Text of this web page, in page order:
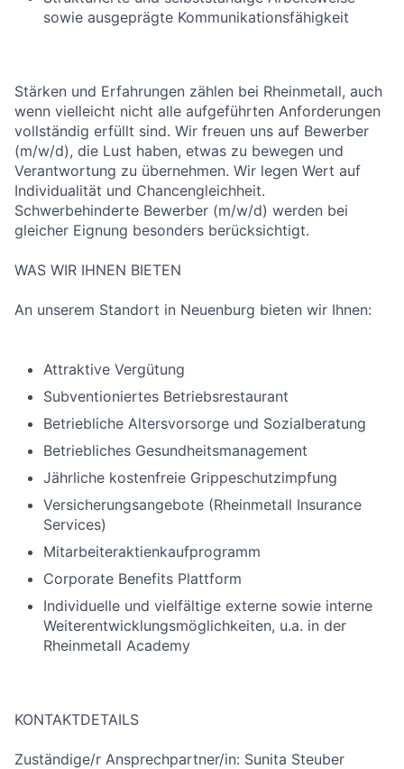
sowie ausgeprägte Kommunikationsfähigkeit
Stärken und Erfahrungen zählen bei Rheinmetall, auch
wenn vielleicht nicht alle aufgeführten Anforderungen
vollständig erfüllt sind. Wir freuen uns auf Bewerber
(m/w/d), die Lust haben, etwas zu bewegen und
Verantwortung zu übernehmen. Wir legen Wert auf
Individualität und Chancengleichheit.
Schwerbehinderte Bewerber (m/w/d) werden bei
gleicher Eignung besonders berücksichtigt.
WAS WIR IHNEN BIETEN
An unserem Standort in Neuenburg bieten wir Ihnen:
Attraktive Vergütung
Subventioniertes Betriebsrestaurant
Betriebliche Altersvorsorge und Sozialberatung
Betriebliches Gesundheitsmanagement
Jährliche kostenfreie Grippeschutzimpfung
Versicherungsangebote (Rheinmetall Insurance
Services)
Mitarbeiteraktienkaufprogramm
Corporate Benefits Plattform
Individuelle und vielfältige externe sowie interne
Weiterentwicklungsmöglichkeiten, u.a. in der
Rheinmetall Academy
KONTAKTDETAILS
Zuständige/r Ansprechpartner/in: Sunita Steuber